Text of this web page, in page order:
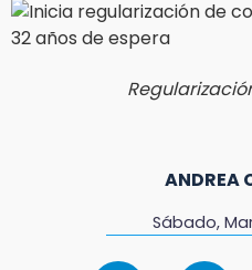
ANDREA
Sábado,